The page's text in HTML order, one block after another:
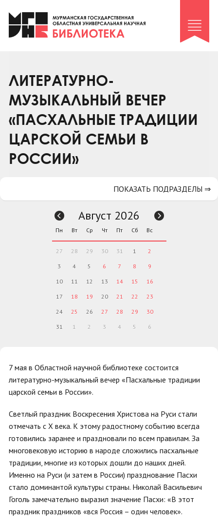
Клуб «Гиря и сельдерей»
Клуб «Семейный архив»
Коллегам
Контакты
ЛИТЕРАТУРНО-
МУЗЫКАЛЬНЫЙ ВЕЧЕР
«ПАСХАЛЬНЫЕ ТРАДИЦИИ
ЦАРСКОЙ СЕМЬИ В
РОССИИ»
7 мая в Областной научной библиотеке состоится
литературно-музыкальный вечер «Пасхальные традиции
царской семьи в России».
Светлый праздник Воскресения Христова на Руси стали
отмечать с Х века. К этому радостному событию всегда
готовились заранее и праздновали по всем правилам. За
многовековую историю в народе сложились пасхальные
традиции, многие из которых дошли до наших дней.
Именно на Руси (и затем в России) празднование Пасхи
стало доминантой культуры страны. Николай Васильевич
Гоголь замечательно выразил значение Пасхи: «В этот
праздник праздников «вся Россия – один человек».
ПОКАЗАТЬ ПОДРАЗДЕЛЫ ⇒
Август 2026
Пн Вт Ср Чт Пт Сб Вс
27 28 29 30 31 1 2
3 4 5 6 7 8 9
10 11 12 13 14 15 16
17 18 19 20 21 22 23
24 25 26 27 28 29 30
31 1 2 3 4 5 6